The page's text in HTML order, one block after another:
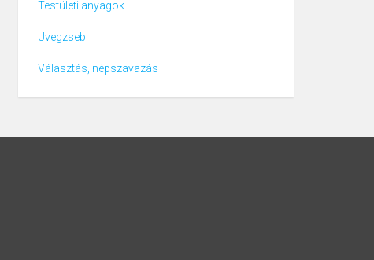
Testületi anyagok
Üvegzseb
Választás, népszavazás